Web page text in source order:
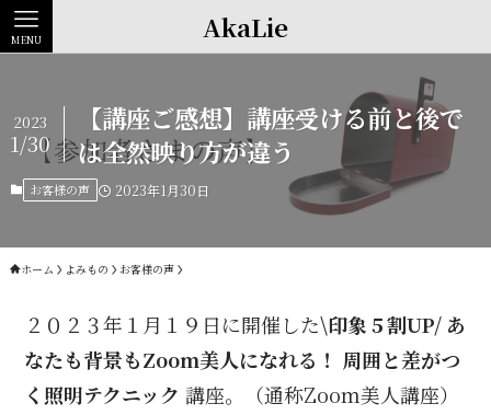
AkaLie
MENU
【講座ご感想】講座受ける前と後で
は全然映り方が違う
2023
1/30
お客様の声 2023年1月30日
ホーム よみもの お客様の声
２０２３年１月１９日に開催した\印象５割UP/ あ
なたも背景もZoom美人になれる！ 周囲と差がつ
く照明テクニック 講座。（通称Zoom美人講座）